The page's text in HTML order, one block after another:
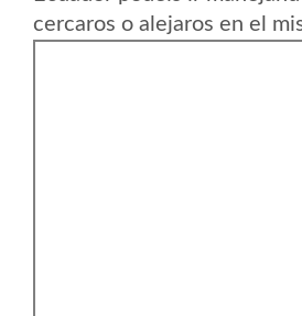
cercaros o alejaros en el